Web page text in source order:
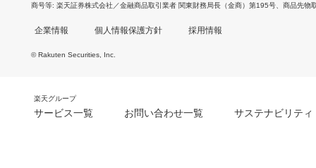
商号等 楽天証券株式会社／金融商品取引業者 関東財務局長（金商）第195号、商品先物
企業情報 個人情報保護方針 採用情報
© Rakuten Securities, Inc.
楽天グループ
サービス一覧 お問い合わせ一覧 サステナビリティ